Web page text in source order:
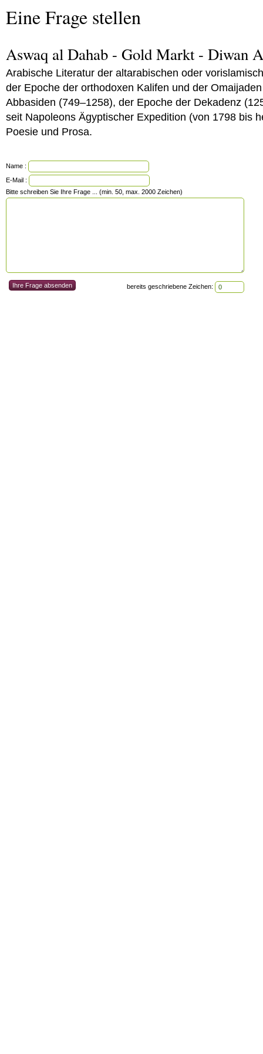
Eine Frage stellen
Aswaq al Dahab - Gold Markt - Diwan
Arabische Literatur der altarabischen oder
der Epoche der orthodoxen Kalifen und der
Abbasiden (749–1258), der Epoche der Dekadenz
seit Napoleons Ägyptischer Expedition (von 1798 bis
Poesie und Prosa.
Name :
E-Mail :
Bitte schreiben Sie Ihre Frage ... (min. 50, max. 2000 Zeichen)
bereits geschriebene Zeichen: